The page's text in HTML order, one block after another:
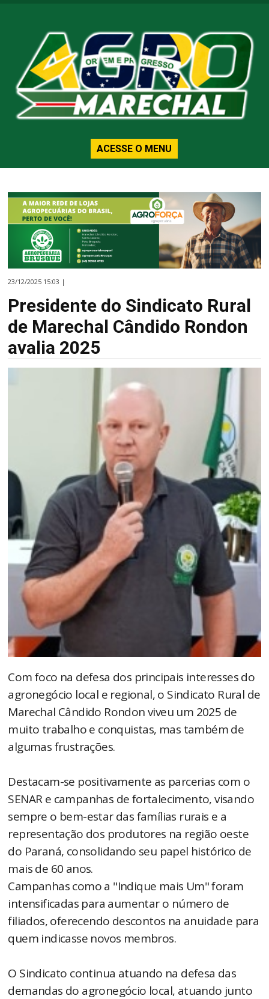
ACESSE O MENU
23/12/2025 15:03 |
Presidente do Sindicato Rural
de Marechal Cândido Rondon
avalia 2025
Com foco na defesa dos principais interesses do
agronegócio local e regional, o Sindicato Rural de
Marechal Cândido Rondon viveu um 2025 de
muito trabalho e conquistas, mas também de
algumas frustrações.
Destacam-se positivamente as parcerias com o
SENAR e campanhas de fortalecimento, visando
sempre o bem-estar das famílias rurais e a
representação dos produtores na região oeste
do Paraná, consolidando seu papel histórico de
mais de 60 anos.
Campanhas como a "Indique mais Um" foram
intensificadas para aumentar o número de
filiados, oferecendo descontos na anuidade para
quem indicasse novos membros.
O Sindicato continua atuando na defesa das
demandas do agronegócio local, atuando junto